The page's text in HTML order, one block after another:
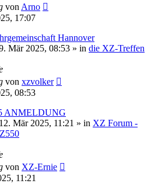
von Arno
17:07
Hannover
Mär 2025, 08:53 » in die XZ-Treffen
von xzvolker
08:53
ANMELDUNG
Mär 2025, 11:21 » in XZ Forum -
von XZ-Ernie
11:21